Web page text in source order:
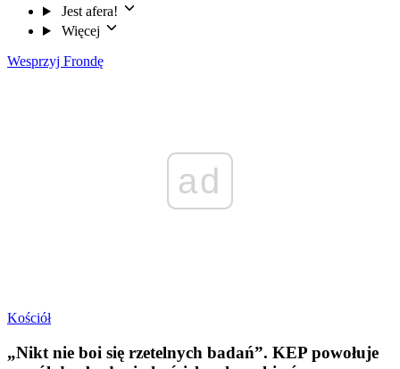
Jest afera!
Więcej
Wesprzyj Frondę
ad
Kościół
„Nikt nie boi się rzetelnych badań”. KEP powołuje